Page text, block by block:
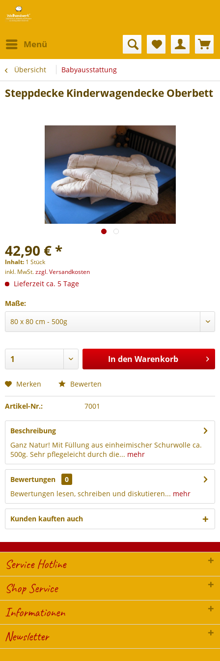
Menü
Übersicht Babyausstattung
Steppdecke Kinderwagendecke Oberbett
42,90 € *
Inhalt: 1 Stück
inkl. MwSt.zzgl. Versandkosten
Lieferzeit ca. 5 Tage
Maße:
In den Warenkorb
Merken Bewerten
Artikel-Nr.: 7001
Beschreibung
Ganz Natur! Mit Füllung aus einheimischer Schurwolle ca.
500g. Sehr pflegeleicht durch die... mehr
Bewertungen
0
Bewertungen lesen, schreiben und diskutieren... mehr
Kunden kauften auch
Service Hotline
Shop Service
Informationen
Newsletter